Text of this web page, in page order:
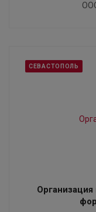
СЕВАСТОПОЛЬ